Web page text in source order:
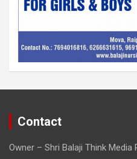
Contact
Owner – Shri Balaji Think Media